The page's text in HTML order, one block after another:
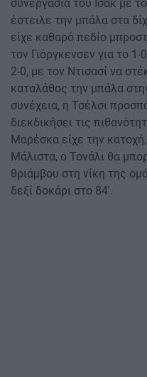
συνεργασία του Ίσακ με
έστειλε την μπάλα στα
είχε καθαρό πεδίο
τον Γιόργκενσεν για το
2-0, με τον Ντισασί να
καταλάθος την μπάλα
συνέχεια, η Τσέλσι
διεκδικήσει τις
Μαρέσκα είχε την
Μάλιστα, ο Τονάλι θα
θριάμβου στη νίκη της
δεξί δοκάρι στο 84′.